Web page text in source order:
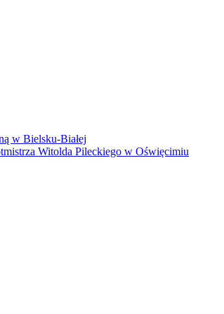
w Bielsku-Białej
Witolda Pileckiego w Oświęcimiu